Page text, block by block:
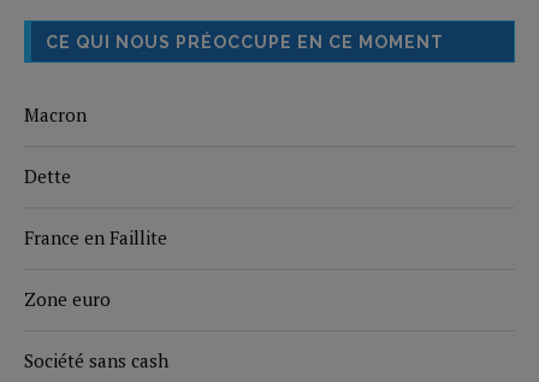
CE QUI NOUS PRÉOCCUPE EN CE MOMENT
Macron
Dette
France en Faillite
Zone euro
Société sans cash